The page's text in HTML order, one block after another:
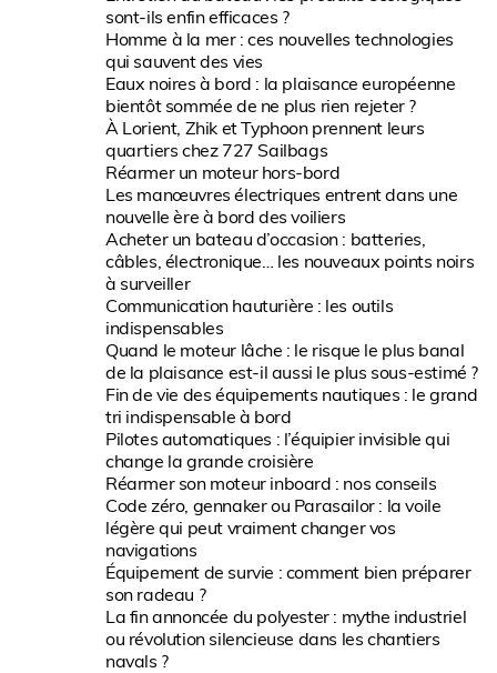
sont-ils enfin efficaces ?
Homme à la mer : ces nouvelles technologies
qui sauvent des vies
Eaux noires à bord : la plaisance européenne
bientôt sommée de ne plus rien rejeter ?
À Lorient, Zhik et Typhoon prennent leurs
quartiers chez 727 Sailbags
Réarmer un moteur hors-bord
Les manœuvres électriques entrent dans une
nouvelle ère à bord des voiliers
Acheter un bateau d’occasion : batteries,
câbles, électronique… les nouveaux points noirs
à surveiller
Communication hauturière : les outils
indispensables
Quand le moteur lâche : le risque le plus banal
de la plaisance est-il aussi le plus sous-estimé ?
Fin de vie des équipements nautiques : le grand
tri indispensable à bord
Pilotes automatiques : l’équipier invisible qui
change la grande croisière
Réarmer son moteur inboard : nos conseils
Code zéro, gennaker ou Parasailor : la voile
légère qui peut vraiment changer vos
navigations
Équipement de survie : comment bien préparer
son radeau ?
La fin annoncée du polyester : mythe industriel
ou révolution silencieuse dans les chantiers
navals ?